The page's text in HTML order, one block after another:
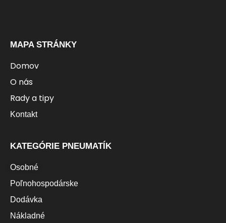
MAPA STRÁNKY
Domov
O nás
Rady a tipy
Kontakt
KATEGÓRIE PNEUMATÍK
Osobné
Poľnohospodárske
Dodávka
Nákladné